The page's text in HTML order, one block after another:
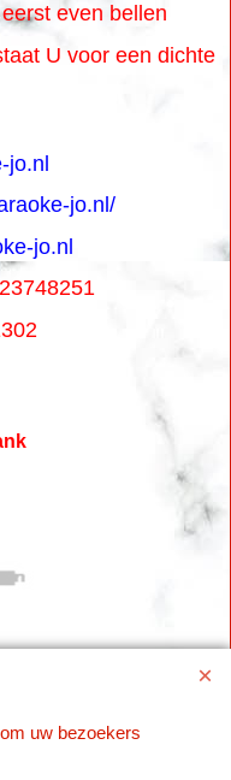
even bellen
U voor een dichte
jo.nl
jo.nl/
jo.nl
met uw bezoekers